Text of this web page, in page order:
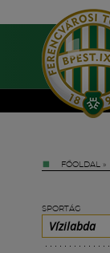
FŐOLDAL »
SPORTÁG
Vízilabda